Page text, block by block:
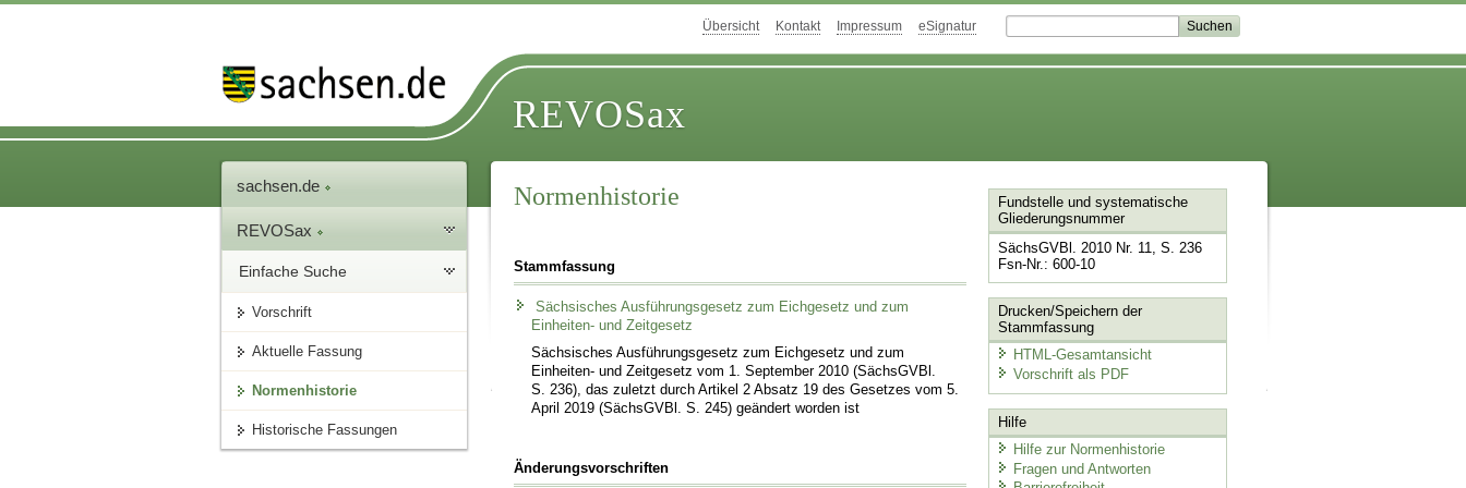
Übersicht Kontakt Impressum eSignatur
REVOSax
sachsen.de
REVOSax
Einfache Suche
Vorschrift
Aktuelle Fassung
Normenhistorie
Historische Fassungen
Normenhistorie
Stammfassung
Sächsisches Ausführungsgesetz zum Eichgesetz und zum
Einheiten- und Zeitgesetz
Sächsisches Ausführungsgesetz zum Eichgesetz und zum
Einheiten- und Zeitgesetz vom 1. September 2010 (SächsGVBl.
S. 236), das zuletzt durch Artikel 2 Absatz 19 des Gesetzes vom 5.
April 2019 (SächsGVBl. S. 245) geändert worden ist
Änderungsvorschriften
Fundstelle und systematische
Gliederungsnummer
SächsGVBl. 2010 Nr. 11, S. 236
Fsn-Nr.: 600-10
Drucken/Speichern der
Stammfassung
HTML-Gesamtansicht
Vorschrift als PDF
Hilfe
Hilfe zur Normenhistorie
Fragen und Antworten